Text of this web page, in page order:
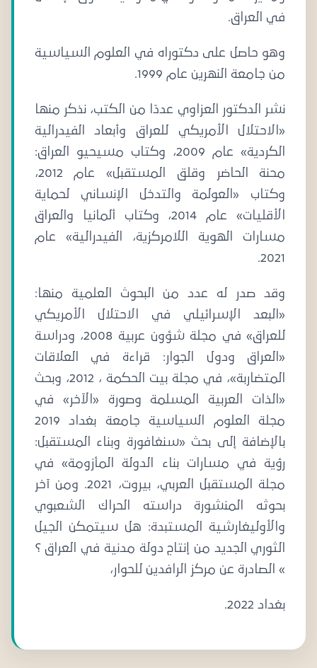
في العراق.
وهو حاصل على دكتوراه في العلوم السياسية
من جامعة النهرين عام 1999.
نشر الدكتور العزاوي عددًا من الكتب، نذكر منها
«الاحتلال الأمريكي للعراق وأبعاد الفيدرالية
الكردية» عام 2009، وكتاب مسيحيو العراق:
محنة الحاضر وقلق المستقبل» عام 2012،
وكتاب «العولمة والتدخل الإنساني لحماية
الأقليات» عام 2014، وكتاب ألمانيا والعراق
مسارات الهوية اللامركزية، الفيدرالية» عام
2021.
وقد صدر له عدد من البحوث العلمية منها:
«البعد الإسرائيلي في الاحتلال الأمريكي
للعراق» في مجلة شؤون عربية 2008، ودراسة
«العراق ودول الجوار: قراءة في العلاقات
المتضاربة»، في مجلة بيت الحكمة ، 2012، وبحث
«الذات العربية المسلمة وصورة «الآخر» في
مجلة العلوم السياسية جامعة بغداد 2019
بالإضافة إلى بحث «سنغافورة وبناء المستقبل:
رؤية في مسارات بناء الدولة المأزومة» في
مجلة المستقبل العربي، بيروت، 2021. ومن آخر
بحوثه المنشورة دراسته الحراك الشعبوي
والأوليغارشية المستبدة: هل سيتمكن الجيل
الثوري الجديد من إنتاج دولة مدنية في العراق ؟
» الصادرة عن مركز الرافدين للحوار،
بغداد 2022.